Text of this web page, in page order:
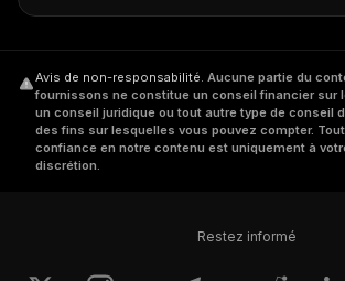
Avis de non-responsabilité. Aucune partie du
fournissons ne constitue un conseil financier sur
un conseil juridique ou tout autre type de conseil
des fins sur lesquelles vous pouvez compter.
confiance en notre contenu est uniquement à
discrétion.
Restez informé